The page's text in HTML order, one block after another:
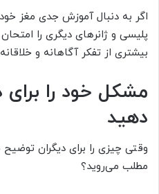
اگر به دنبال آموزش جدی مغز
پلیسی و ژانرهای دیگری را
بیشتری از تفکر آگاهانه و
مشکل خود را برای
دهید
وقتی چیزی را برای دیگران
مطلب می‌روید؟